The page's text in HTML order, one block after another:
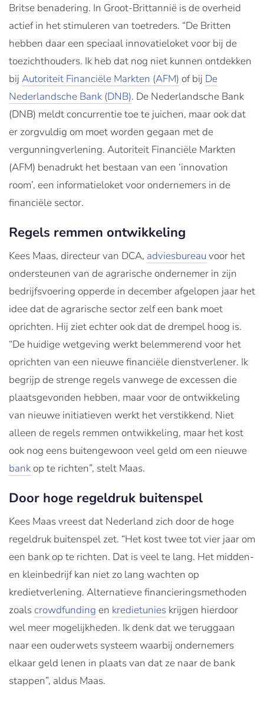
Britse benadering. In Groot-Brittannië is de overheid
actief in het stimuleren van toetreders. “De Britten
hebben daar een speciaal innovatieloket voor bij de
toezichthouders. Ik heb dat nog niet kunnen ontdekken
bij Autoriteit Financiële Markten (AFM) of bij De
Nederlandsche Bank (DNB). De Nederlandsche Bank
(DNB) meldt concurrentie toe te juichen, maar ook dat
er zorgvuldig om moet worden gegaan met de
vergunningverlening. Autoriteit Financiële Markten
(AFM) benadrukt het bestaan van een ‘innovation
room’, een informatieloket voor ondernemers in de
financiële sector.
Regels remmen ontwikkeling
Kees Maas, directeur van DCA, adviesbureau voor het
ondersteunen van de agrarische ondernemer in zijn
bedrijfsvoering opperde in december afgelopen jaar het
idee dat de agrarische sector zelf een bank moet
oprichten. Hij ziet echter ook dat de drempel hoog is.
“De huidige wetgeving werkt belemmerend voor het
oprichten van een nieuwe financiële dienstverlener. Ik
begrijp de strenge regels vanwege de excessen die
plaatsgevonden hebben, maar voor de ontwikkeling
van nieuwe initiatieven werkt het verstikkend. Niet
alleen de regels remmen ontwikkeling, maar het kost
ook nog eens buitengewoon veel geld om een nieuwe
bank op te richten”, stelt Maas.
Door hoge regeldruk buitenspel
Kees Maas vreest dat Nederland zich door de hoge
regeldruk buitenspel zet. “Het kost twee tot vier jaar om
een bank op te richten. Dat is veel te lang. Het midden-
en kleinbedrijf kan niet zo lang wachten op
kredietverlening. Alternatieve financieringsmethoden
zoalscrowdfunding en kredietunies krijgen hierdoor
wel meer mogelijkheden. Ik denk dat we teruggaan
naar een ouderwets systeem waarbij ondernemers
elkaar geld lenen in plaats van dat ze naar de bank
stappen”, aldus Maas.